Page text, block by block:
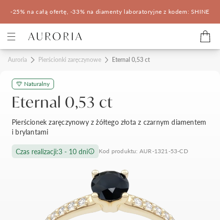
-25% na całą ofertę, -33% na diamenty laboratoryjne z kodem: SHINE
Kategorie
Pierścionki zaręczynowe
Pomocne
Salon Auroria Arkadia
Korzyści z zakupu
Auroria Pierścionki zaręczynowe Eternal 0,53 ct
Naturalny
Eternal 0,53 ct
Pierścionek zaręczynowy z żółtego złota z czarnym diamentem
i brylantami
Czas realizacji:3 - 10 dni Kod produktu: AUR-1321-53-CD